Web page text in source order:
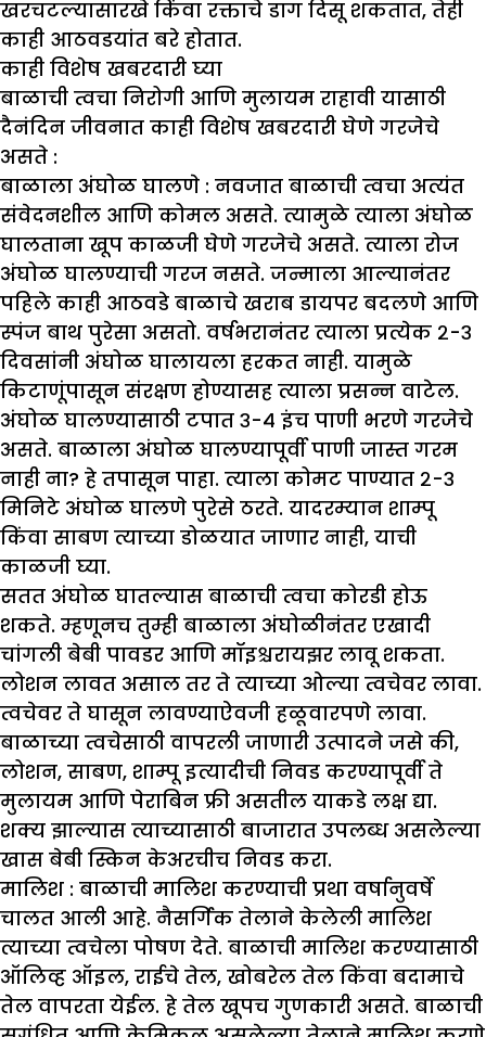
खरचटल्यासारखे किंवा रक्ताचे डाग दिसू शकतात, तेही
काही आठवडयांत बरे होतात.
काही विशेष खबरदारी घ्या
बाळाची त्वचा निरोगी आणि मुलायम राहावी यासाठी
दैनंदिन जीवनात काही विशेष खबरदारी घेणे गरजेचे
असते :
बाळाला अंघोळ घालणे : नवजात बाळाची त्वचा अत्यंत
संवेदनशील आणि कोमल असते. त्यामुळे त्याला अंघोळ
घालताना खूप काळजी घेणे गरजेचे असते. त्याला रोज
अंघोळ घालण्याची गरज नसते. जन्माला आल्यानंतर
पहिले काही आठवडे बाळाचे खराब डायपर बदलणे आणि
स्पंज बाथ पुरेसा असतो. वर्षभरानंतर त्याला प्रत्येक २-३
दिवसांनी अंघोळ घालायला हरकत नाही. यामुळे
किटाणूंपासून संरक्षण होण्यासह त्याला प्रसन्न वाटेल.
अंघोळ घालण्यासाठी टपात ३-४ इंच पाणी भरणे गरजेचे
असते. बाळाला अंघोळ घालण्यापूर्वी पाणी जास्त गरम
नाही ना? हे तपासून पाहा. त्याला कोमट पाण्यात २-३
मिनिटे अंघोळ घालणे पुरेसे ठरते. यादरम्यान शाम्पू
किंवा साबण त्याच्या डोळयात जाणार नाही, याची
काळजी घ्या.
सतत अंघोळ घातल्यास बाळाची त्वचा कोरडी होऊ
शकते. म्हणूनच तुम्ही बाळाला अंघोळीनंतर एखादी
चांगली बेबी पावडर आणि मॉइश्चरायझर लावू शकता.
लोशन लावत असाल तर ते त्याच्या ओल्या त्वचेवर लावा.
त्वचेवर ते घासून लावण्याऐवजी हळूवारपणे लावा.
बाळाच्या त्वचेसाठी वापरली जाणारी उत्पादने जसे की,
लोशन, साबण, शाम्पू इत्यादीची निवड करण्यापूर्वी ते
मुलायम आणि पेराबिन फ्री असतील याकडे लक्ष द्या.
शक्य झाल्यास त्याच्यासाठी बाजारात उपलब्ध असलेल्या
खास बेबी स्किन केअरचीच निवड करा.
मालिश : बाळाची मालिश करण्याची प्रथा वर्षानुवर्षे
चालत आली आहे. नैसर्गिक तेलाने केलेली मालिश
त्याच्या त्वचेला पोषण देते. बाळाची मालिश करण्यासाठी
ऑलिव्ह ऑइल, राईचे तेल, खोबरेल तेल किंवा बदामाचे
तेल वापरता येईल. हे तेल खूपच गुणकारी असते. बाळाची